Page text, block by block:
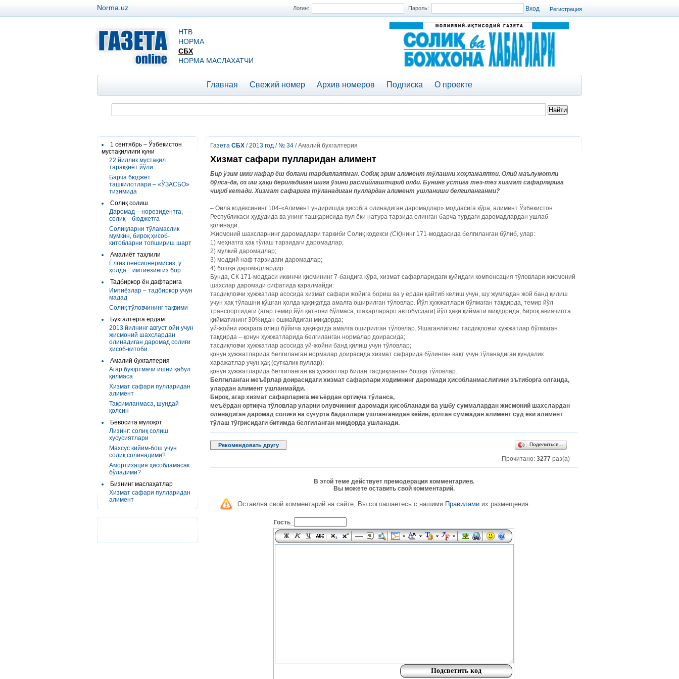
Регистрация
Логин: Пароль:
Norma.uz
НТВ
НОРМА
СБХ
НОРМА МАСЛАХАТЧИ
Главная Свежий номер Архив номеров Подписка О проекте
1 сентябрь – Ўзбекистон
мустақиллиги куни
22 йиллик мустақил
тараққиёт йўли
Барча бюджет
ташкилотлари – «ЎЗАСБО»
тизимида
Солиқ солиш
Даромад – норезидентга,
солиқ – бюджетга
Солиқларни тўламаслик
мумкин, бироқ ҳисоб-
китобларни топшириш шарт
Амалиёт таҳлили
Ёлғиз пенсионермисиз, у
ҳолда... имтиёзингиз бор
Тадбиркор ён дафтарига
Имтиёзлар – тадбиркор учун
мадад
Солиқ тўловчининг тақвими
Бухгалтерга ёрдам
2013 йилнинг август ойи учун
жисмоний шахслардан
олинадиган даромад солиғи
ҳисоб-китоби
Амалий бухгалтерия
Агар буюртмачи ишни қабул
қилмаса
Хизмат сафари пулларидан
алимент
Тақсимланмаса, шундай
қолсин
Бевосита мулоқот
Лизинг: солиқ солиш
хусусиятлари
Махсус кийим-бош учун
солиқ солинадими?
Амортизация ҳисобламасак
бўладими?
Бизнинг маслаҳатлар
Хизмат сафари пулларидан
алимент
Газета СБХ /2013 год / № 34 / Амалий бухгалтерия
Хизмат сафари пулларидан алимент
Бир ўзим икки нафар ёш болани тарбиялаяпман. Собиқ эрим алимент тўлашни хоҳламаяпти. Олий маълумотли
бўлса-да, оз иш ҳақи бериладиган ишга ўзини расмийлаштириб олди. Бунинг устига тез-тез хизмат сафарларига
чиқиб кетади. Хизмат сафарига тўланадиган пуллардан алимент ушланиши белгиланганми?
– Оила кодексининг 104-«Алимент ундиришда ҳисобга олинадиган даромадлар» моддасига кўра, алимент Ўзбекистон
Республикаси ҳудудида ва унинг ташқарисида пул ёки натура тарзида олинган барча турдаги даромадлардан ушлаб
қолинади.
Жисмоний шахсларнинг даромадлари таркиби Солиқ кодекси (СК)нинг 171-моддасида белгиланган бўлиб, улар:
1) меҳнатга ҳақ тўлаш тарзидаги даромадлар;
2) мулкий даромадлар;
3) моддий наф тарзидаги даромадлар;
4) бошқа даромадлардир.
Бунда, СК 171-моддаси иккинчи қисмининг 7-бандига кўра, хизмат сафарларидаги қуйидаги компенсация тўловлари жисмоний
шахслар даромади сифатида қаралмайди:
тасдиқловчи ҳужжатлар асосида хизмат сафари жойига бориш ва у ердан қайтиб келиш учун, шу жумладан жой банд қилиш
учун ҳақ тўлашни қўшган ҳолда ҳақиқатда амалга оширилган тўловлар. Йўл ҳужжатлари бўлмаган тақдирда, темир йўл
транспортидаги (агар темир йўл қатнови бўлмаса, шаҳарлараро автобусдаги) йўл ҳақи қиймати миқдорида, бироқ авиачипта
қийматининг 30%идан ошмайдиган миқдорда;
уй-жойни ижарага олиш бўйича ҳақиқатда амалга оширилган тўловлар. Яшаганлигини тасдиқловчи ҳужжатлар бўлмаган
тақдирда – қонун ҳужжатларида белгиланган нормалар доирасида;
тасдиқловчи ҳужжатлар асосида уй-жойни банд қилиш учун тўловлар;
қонун ҳужжатларида белгиланган нормалар доирасида хизмат сафарида бўлинган вақт учун тўланадиган кундалик
харажатлар учун ҳақ (суткалик пуллар);
қонун ҳужжатларида белгиланган ва ҳужжатлар билан тасдиқланган бошқа тўловлар.
Белгиланган меъёрлар доирасидаги хизмат сафарлари ходимнинг даромади ҳисобланмаслигини эътиборга олганда,
улардан алимент ушланмайди.
Бироқ, агар хизмат сафарларига меъёрдан ортиқча тўланса,
меъёрдан ортиқча тўловлар уларни олувчининг даромади ҳисобланади ва ушбу суммалардан жисмоний шахслардан
олинадиган даромад солиғи ва суғурта бадаллари ушланганидан кейин, қолган суммадан алимент суд ёки алимент
тўлаш тўғрисидаги битимда белгиланган миқдорда ушланади.
Рекомендовать другу Поделиться…
Прочитано: 3277 раз(а)
В этой теме действует премодерация комментариев.
Вы можете оставить свой комментарий.
Оставляя свой комментарий на сайте, Вы соглашаетесь с нашими Правилами их размещения.
Гость_